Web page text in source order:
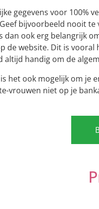
gegevens voor 100%
bijvoorbeeld nooit
ook erg belangrijk
de website. Dit is
handig om de
het ook mogelijk om
vrouwen niet op je